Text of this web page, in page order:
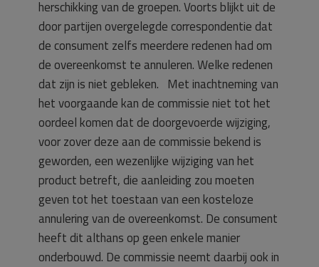
herschikking van de groepen. Voorts blijkt uit de
door partijen overgelegde correspondentie dat
de consument zelfs meerdere redenen had om
de overeenkomst te annuleren. Welke redenen
dat zijn is niet gebleken. Met inachtneming van
het voorgaande kan de commissie niet tot het
oordeel komen dat de doorgevoerde wijziging,
voor zover deze aan de commissie bekend is
geworden, een wezenlijke wijziging van het
product betreft, die aanleiding zou moeten
geven tot het toestaan van een kosteloze
annulering van de overeenkomst. De consument
heeft dit althans op geen enkele manier
onderbouwd. De commissie neemt daarbij ook in